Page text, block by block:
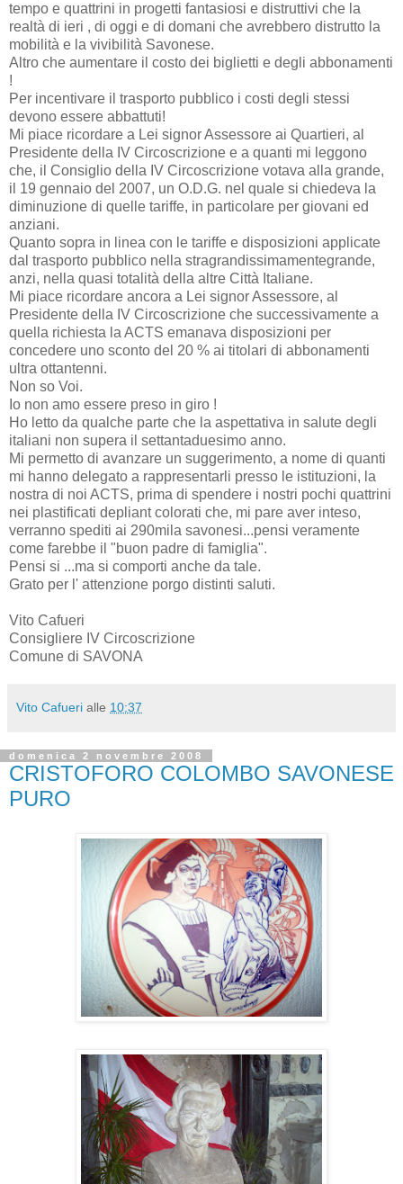
tempo e quattrini in progetti fantasiosi e distruttivi che la
realtà di ieri , di oggi e di domani che avrebbero distrutto la
mobilità e la vivibilità Savonese.
Altro che aumentare il costo dei biglietti e degli abbonamenti
!
Per incentivare il trasporto pubblico i costi degli stessi
devono essere abbattuti!
Mi piace ricordare a Lei signor Assessore ai Quartieri, al
Presidente della IV Circoscrizione e a quanti mi leggono
che, il Consiglio della IV Circoscrizione votava alla grande,
il 19 gennaio del 2007, un O.D.G. nel quale si chiedeva la
diminuzione di quelle tariffe, in particolare per giovani ed
anziani.
Quanto sopra in linea con le tariffe e disposizioni applicate
dal trasporto pubblico nella stragrandissimamentegrande,
anzi, nella quasi totalità della altre Città Italiane.
Mi piace ricordare ancora a Lei signor Assessore, al
Presidente della IV Circoscrizione che successivamente a
quella richiesta la ACTS emanava disposizioni per
concedere uno sconto del 20 % ai titolari di abbonamenti
ultra ottantenni.
Non so Voi.
Io non amo essere preso in giro !
Ho letto da qualche parte che la aspettativa in salute degli
italiani non supera il settantaduesimo anno.
Mi permetto di avanzare un suggerimento, a nome di quanti
mi hanno delegato a rappresentarli presso le istituzioni, la
nostra di noi ACTS, prima di spendere i nostri pochi quattrini
nei plastificati depliant colorati che, mi pare aver inteso,
verranno spediti ai 290mila savonesi...pensi veramente
come farebbe il "buon padre di famiglia".
Pensi si ...ma si comporti anche da tale.
Grato per l' attenzione porgo distinti saluti.
Vito Cafueri
Consigliere IV Circoscrizione
Comune di SAVONA
Vito Cafueri alle 10:37
domenica 2 novembre 2008
CRISTOFORO COLOMBO SAVONESE
PURO